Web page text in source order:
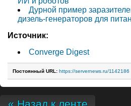
Дурной пример
дизель-генераторов для
Источник:
Converge Digest
Постоянный URL: https://servernews.ru/1142186